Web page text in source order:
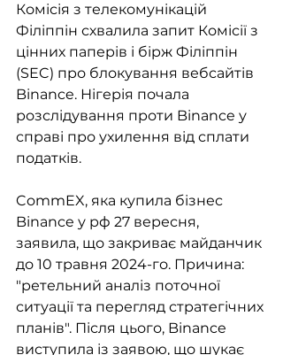
Комісія з телекомунікацій
Філіппін схвалила запит Комісії з
цінних паперів і бірж Філіппін
(SEC) про блокування вебсайтів
Binance. Нігерія почала
розслідування проти Binance у
справі про ухилення від сплати
податків.
CommEX, яка купила бізнес
Binance у рф 27 вересня,
заявила, що закриває майданчик
до 10 травня 2024-го. Причина:
"ретельний аналіз поточної
ситуації та перегляд стратегічних
планів". Після цього, Binance
виступила із заявою, що шукає